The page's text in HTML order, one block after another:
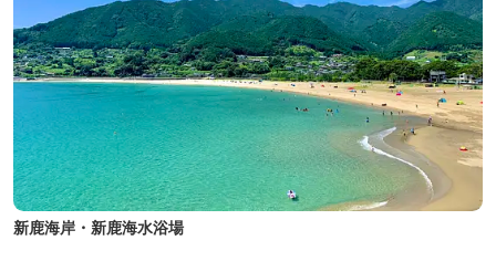
新鹿海岸・新鹿海水浴場